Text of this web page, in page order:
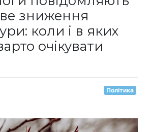
зниження
коли і в яких
очікувати
Політика